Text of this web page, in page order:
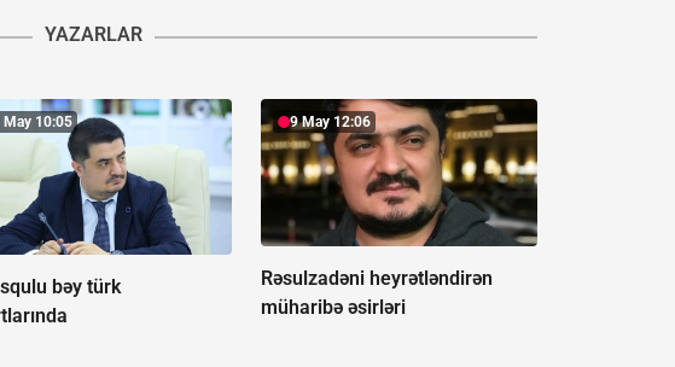
YAZARLAR
May 10:05
bəy türk
9 May 12:06
Rəsulzadəni heyrətləndirən
müharibə əsirləri